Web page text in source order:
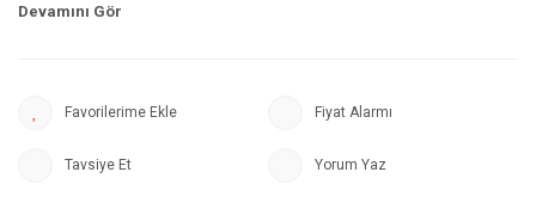
Başkalarının koruması altında geçirdiği bir ömürden sonra
kan sizi daha ilk sayfadan ele geçirecek. Vampirler ve her
Fiyat Alarmı
Tavsiye Et Yorum Yaz